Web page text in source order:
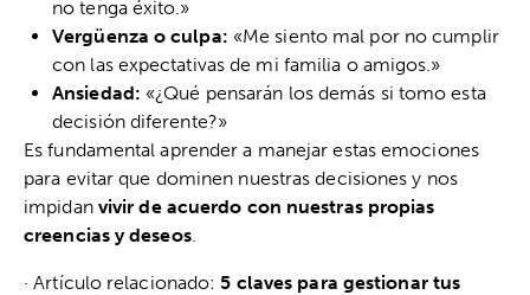
no tenga éxito.»
Vergüenza o culpa: «Me siento mal por no cumplir
con las expectativas de mi familia o amigos.»
Ansiedad: «¿Qué pensarán los demás si tomo esta
decisión diferente?»
Es fundamental aprender a manejar estas emociones
para evitar que dominen nuestras decisiones y nos
impidan vivir de acuerdo con nuestras propias
creencias y deseos.
· Artículo relacionado:5 claves para gestionar tus